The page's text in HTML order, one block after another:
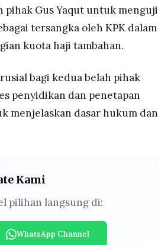
Gus Yaqut untuk menguji
tersangka oleh KPK dalam
kuota haji tambahan.
bagi kedua belah pihak
penyidikan dan penetapan
menjelaskan dasar hukum dan
Kami
pilihan langsung di:
WhatsApp Channel